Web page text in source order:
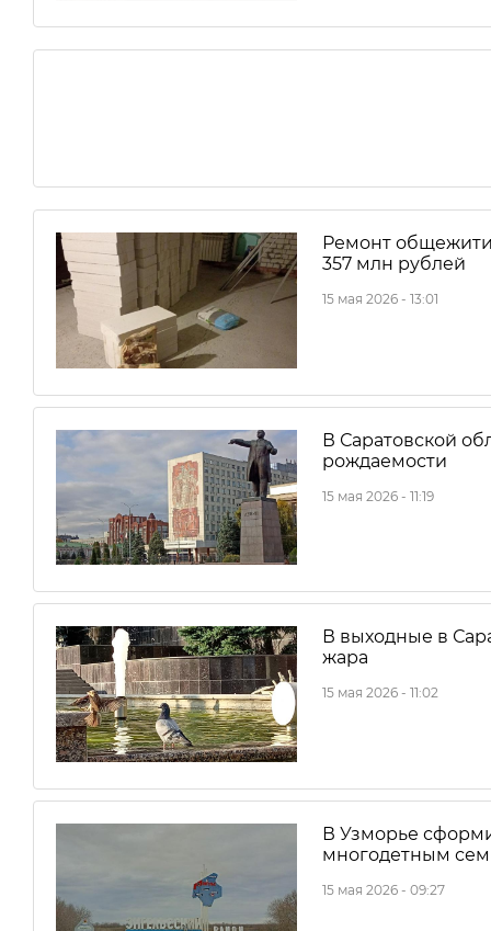
Ремонт
357 млн рублей
15 мая 2026 - 13:01
В Саратовской
рождаемости
15 мая 2026 - 11:19
В выходные в
жара
15 мая 2026 - 11:02
В Узморье
многодетным
15 мая 2026 - 09:27